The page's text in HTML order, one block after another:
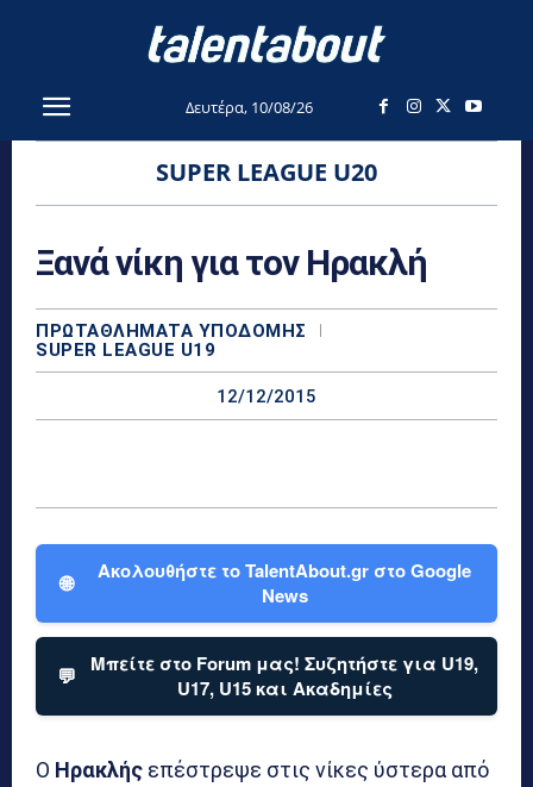
Δευτέρα, 10/08/26
SUPER LEAGUE U20
Ξανά νίκη για τον Ηρακλή
ΠΡΩΤΑΘΛΉΜΑΤΑ YΠΟΔΟΜΉΣ
SUPER LEAGUE U19
12/12/2015
🌐
Ακολουθήστε το TalentAbout.gr στο Google
News
💬
Μπείτε στο Forum μας! Συζητήστε για U19,
U17, U15 και Ακαδημίες
Ο Ηρακλής επέστρεψε στις νίκες ύστερα από